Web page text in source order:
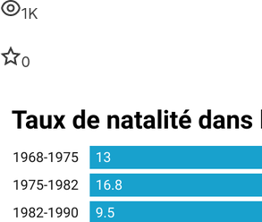
1K
0